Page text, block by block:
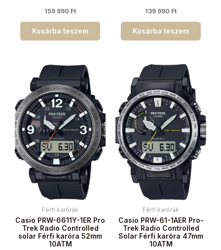
159 990 Ft
Kosárba teszem
139 990 Ft
Kosárba teszem
Férfi karórák
Casio PRW-6611Y-1ER Pro
Trek Radio Controlled
solar Férfi karóra 52mm
10ATM
Férfi karórák
Casio PRW-61-1AER Pro-
Trek Radio Controlled
Solar Férfi karóra 47mm
10ATM